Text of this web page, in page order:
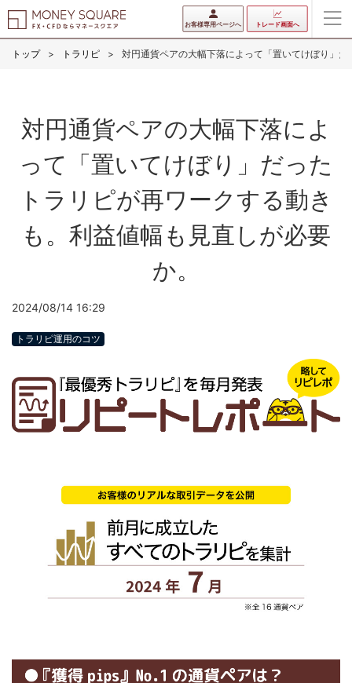
お客様専用ページへ トレード画面へ
トップ トラリピ 対円通貨ペアの大幅下落によって「置いてけぼり」
対円通貨ペアの大幅下落によ
って「置いてけぼり」だった
トラリピが再ワークする動き
も。利益値幅も見直しが必要
か。
2024/08/14 16:29
トラリピ運用のコツ